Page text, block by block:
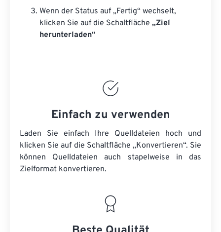
Wenn der Status auf „Fertig“ wechselt,
klicken Sie auf die Schaltfläche „Ziel
herunterladen“
Einfach zu verwenden
Laden Sie einfach Ihre Quelldateien hoch und
klicken Sie auf die Schaltfläche „Konvertieren“. Sie
können Quelldateien auch stapelweise in das
Zielformat konvertieren.